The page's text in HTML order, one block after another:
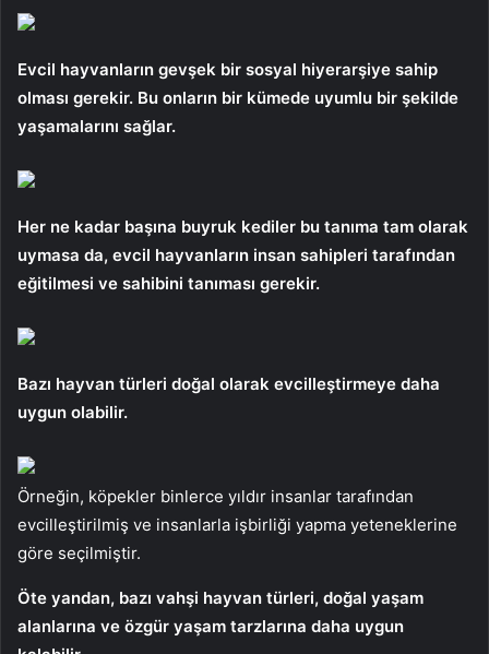
Evcil hayvanların gevşek bir sosyal hiyerarşiye sahip
olması gerekir. Bu onların bir kümede uyumlu bir şekilde
yaşamalarını sağlar.
Her ne kadar başına buyruk kediler bu tanıma tam olarak
uymasa da, evcil hayvanların insan sahipleri tarafından
eğitilmesi ve sahibini tanıması gerekir.
Bazı hayvan türleri doğal olarak evcilleştirmeye daha
uygun olabilir.
Örneğin, köpekler binlerce yıldır insanlar tarafından
evcilleştirilmiş ve insanlarla işbirliği yapma yeteneklerine
göre seçilmiştir.
Öte yandan, bazı vahşi hayvan türleri, doğal yaşam
alanlarına ve özgür yaşam tarzlarına daha uygun